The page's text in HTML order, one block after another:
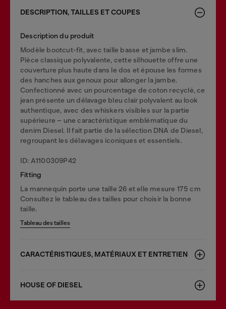
DESCRIPTION, TAILLES ET COUPES
Description du produit
Modèle bootcut-fit, avec taille basse et jambe slim.
Pièce classique polyvalente, cette silhouette offre une
couverture plus haute dans le dos et épouse les formes
des hanches aux genoux pour allonger la jambe.
Confectionné avec un pourcentage de coton recyclé, ce
jean présente un délavage bleu clair polyvalent au look
authentique, avec des whiskers visibles sur la partie
supérieure – une caractéristique emblématique du
denim Diesel. Il fait partie de la sélection DNA de Diesel,
regroupant les délavages iconiques et essentiels.
ID: A1100309P42
Fitting
La mannequin porte une taille 26 et elle mesure 175 cm
Consultez le tableau des tailles pour choisir la bonne
taille.
Tableau des tailles
CARACTÉRISTIQUES, MATÉRIAUX ET ENTRETIEN
HOUSE OF DIESEL